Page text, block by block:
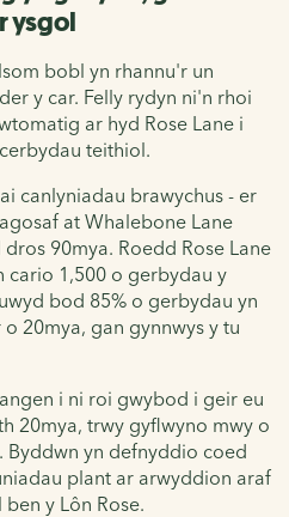
ysgol
bobl yn rhannu'r un
y car. Felly rydyn ni'n rhoi
ar hyd Rose Lane i
teithiol.
canlyniadau brawychus - er
at Whalebone Lane
90mya. Roedd Rose Lane
cario 1,500 o gerbydau y
bod 85% o gerbydau yn
20mya, gan gynnwys y tu
i ni roi gwybod i geir eu
20mya, trwy gyflwyno mwy o
yn defnyddio coed
plant ar arwyddion araf
y Lôn Rose.